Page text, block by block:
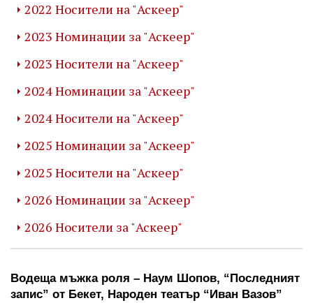
2022 Носители на "Аскеер"
2023 Номинации за "Аскеер"
2023 Носители на "Аскеер"
2024 Номинации за "Аскеер"
2024 Носители на "Аскеер"
2025 Номинации за "Аскеер"
2025 Носители на "Аскеер"
2026 Номинации за "Аскеер"
2026 Носители за "Аскеер"
Водеща мъжка роля – Наум Шопов, “Последният
запис” от Бекет, Народен театър “Иван Вазов”